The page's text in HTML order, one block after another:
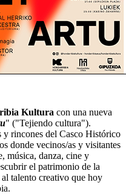
Kultura con una nueva
" ("Tejiendo cultura").
y rincones del Casco Histórico
donde vecinos/as y visitantes
música, danza, cine y
el patrimonio de la
talento creativo que hoy